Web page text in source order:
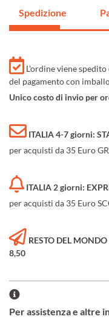
Spedizione
L'ordine viene
del pagamento con
Unico costo di invio per
ITALIA 4-7 giorni:
per acquisti da 35 Euro
ITALIA 2 giorni:
per acquisti da 35 Euro
RESTO DEL
8,50
Per assistenza e altre